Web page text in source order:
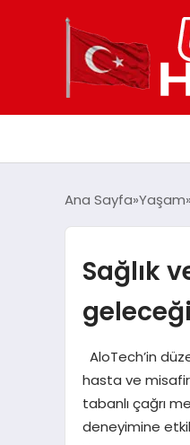
Ana Sayfa Yaşam
Sağlık
AloTech’in
hasta ve
tabanlı çağrı
deneyimine